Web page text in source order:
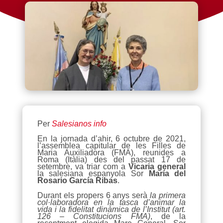
Per Salesianos info
En la jornada d’ahir, 6 octubre de 2021,
l’assemblea capitular de les Filles de
Maria Auxiliadora (FMA), reunides a
Roma (Itàlia) des del passat 17 de
setembre, va triar com aVicaria general
la salesiana espanyola Sor
María del
Rosario García Ribas.
Durant els propers 6 anys seràla primera
col·laboradora en la tasca d’animar la
vida i la fidelitat dinàmica de l’Institut (art.
126 – Constitucions FMA), de la